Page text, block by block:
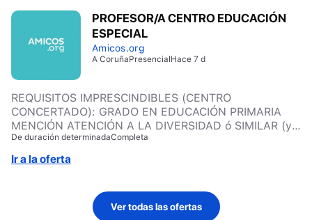
PROFESOR/A CENTRO EDUCACIÓN
ESPECIAL
Amicos.org
A CoruñaPresencialHace 7 d
REQUISITOS IMPRESCINDIBLES (CENTRO
CONCERTADO): GRADO EN EDUCACIÓN PRIMARIA
MENCIÓN ATENCIÓN A LA DIVERSIDAD ó SIMILAR (y)
TÍTULO CELGA 4 Requisitos Deseados: Valorable
experiencia previa en atención a menores con
discapacidad y pautas conductuales. Manejo recursos
De duración determinadaCompleta
Ir a la oferta
Ver todas las ofertas